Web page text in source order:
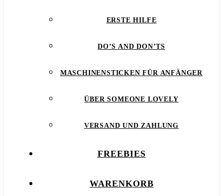
ERSTE HILFE
DO’S AND DON’TS
MASCHINENSTICKEN FÜR ANFÄNGER
ÜBER SOMEONE LOVELY
VERSAND UND ZAHLUNG
FREEBIES
WARENKORB